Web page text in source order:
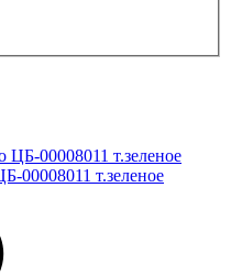
00008011 т.зеленое